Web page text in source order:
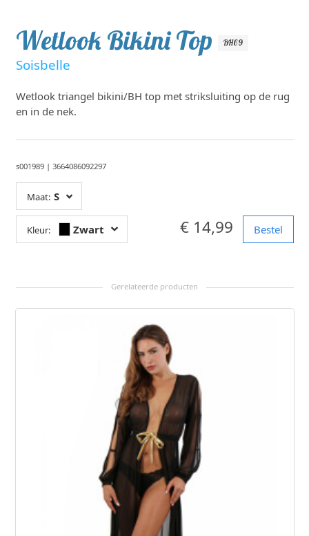
Wetlook Bikini Top BH69
Soisbelle
Wetlook triangel bikini/BH top met striksluiting op de rug
en in de nek.
s001989 | 3664086092297
Maat: S
Kleur: Zwart € 14,99 Bestel